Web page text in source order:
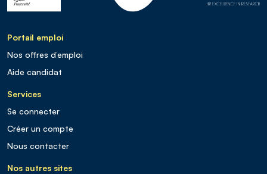
Portail emploi
Nos offres d’emploi
Aide candidat
Services
Se connecter
Créer un compte
Nous contacter
Nos autres sites